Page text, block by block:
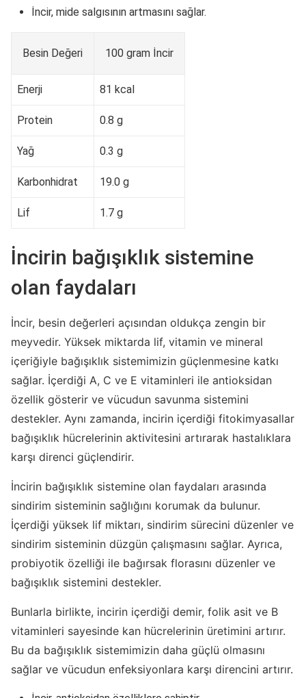
İncir, mide salgısının artmasını sağlar.
Besin Değeri 100 gram İncir
Enerji 81 kcal
Protein 0.8 g
Yağ 0.3 g
Karbonhidrat 19.0 g
Lif 1.7 g
İncirin bağışıklık sistemine
olan faydaları
İncir, besin değerleri açısından oldukça zengin bir
meyvedir. Yüksek miktarda lif, vitamin ve mineral
içeriğiyle bağışıklık sistemimizin güçlenmesine katkı
sağlar. İçerdiği A, C ve E vitaminleri ile antioksidan
özellik gösterir ve vücudun savunma sistemini
destekler. Aynı zamanda, incirin içerdiği fitokimyasallar
bağışıklık hücrelerinin aktivitesini artırarak hastalıklara
karşı direnci güçlendirir.
İncirin bağışıklık sistemine olan faydaları arasında
sindirim sisteminin sağlığını korumak da bulunur.
İçerdiği yüksek lif miktarı, sindirim sürecini düzenler ve
sindirim sisteminin düzgün çalışmasını sağlar. Ayrıca,
probiyotik özelliği ile bağırsak florasını düzenler ve
bağışıklık sistemini destekler.
Bunlarla birlikte, incirin içerdiği demir, folik asit ve B
vitaminleri sayesinde kan hücrelerinin üretimini artırır.
Bu da bağışıklık sistemimizin daha güçlü olmasını
sağlar ve vücudun enfeksiyonlara karşı direncini artırır.